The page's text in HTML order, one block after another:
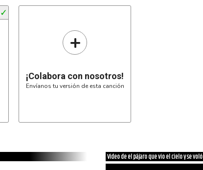
✓
+
¡Colabora con nosotros!
Envíanos tu versión de esta canción
Video de el pájaro que vio el cielo y se voló